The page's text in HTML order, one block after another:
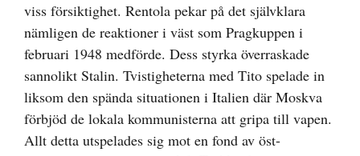
viss försiktighet. Rentola pekar på det självklara
nämligen de reaktioner i väst som Pragkuppen i
februari 1948 medförde. Dess styrka överraskade
sannolikt Stalin. Tvistigheterna med Tito spelade in
liksom den spända situationen i Italien där Moskva
förbjöd de lokala kommunisterna att gripa till vapen.
Allt detta utspelades sig mot en fond av öst-